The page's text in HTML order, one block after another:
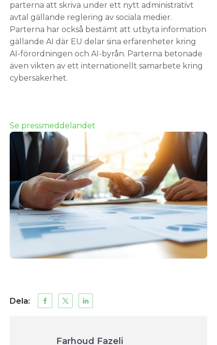
parterna att skriva under ett nytt administrativt
avtal gällande reglering av sociala medier.
Parterna har också bestämt att utbyta information
gällande AI där EU delar sina erfarenheter kring
AI-förordningen och AI-byrån. Parterna betonade
även vikten av ett internationellt samarbete kring
cybersäkerhet.
Se pressmeddelandet
Dela:
Farhoud Fazeli